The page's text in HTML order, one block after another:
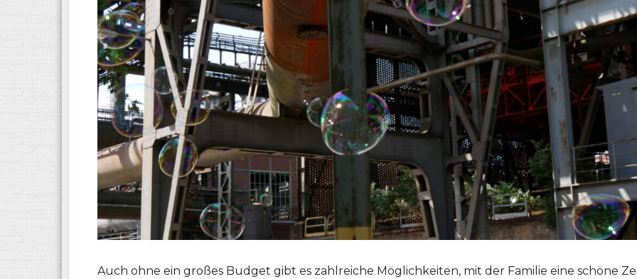
Auch ohne ein großes Budget gibt es zahlreiche Möglichkeiten, mit der Familie eine schöne